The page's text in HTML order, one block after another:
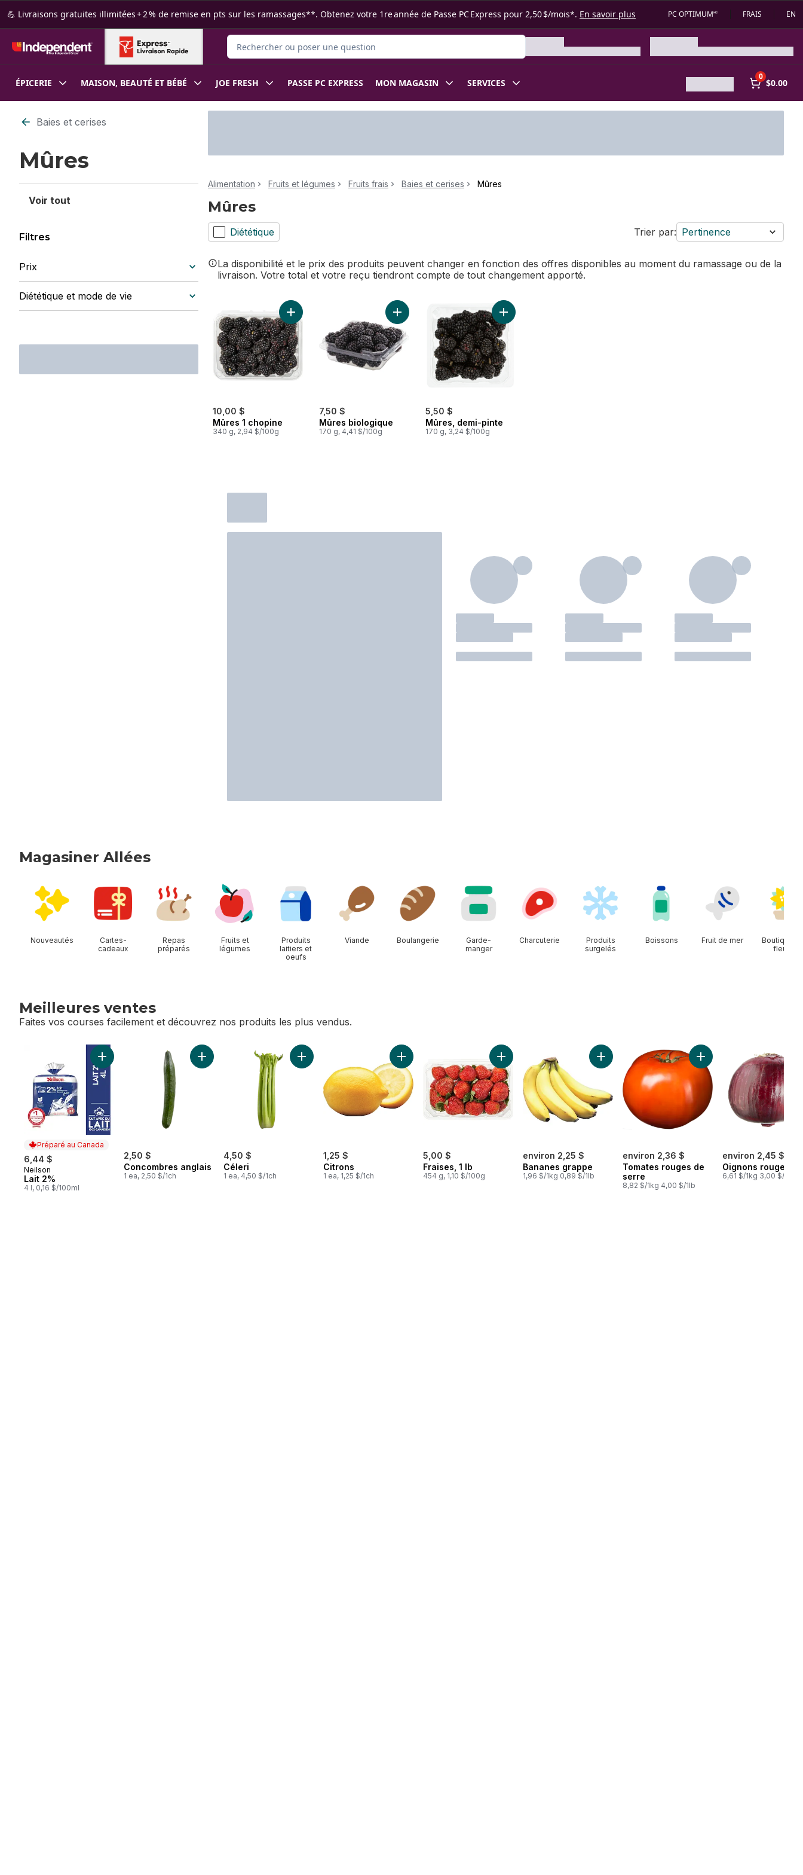
Passer au contenu principal
Passer au pied de page
💪 Livraisons gratuites illimitées + 2 % de remise en pts sur les ramassages**. Obtenez votre 1re année de Passe PC Express pour 2,50 $/mois*. En savoir plus PC OPTIMUM🅪 FRAIS EN
Rechercher des produits
ÉPICERIE MAISON, BEAUTÉ ET BÉBÉ JOE FRESH PASSE PC EXPRESS MON MAGASIN SERVICES
0
$0.00
Passer au filtrage du contenu
Baies et cerises
Mûres
Voir tout
Filtres
Prix
Diététique et mode de vie
Alimentation Fruits et légumes Fruits frais Baies et cerises Mûres
Mûres
Diététique Trier par: Pertinence
La disponibilité et le prix des produits peuvent changer en fonction des offres disponibles au moment du ramassage ou de la
livraison. Votre total et votre reçu tiendront compte de tout changement apporté.
10,00 $
Mûres 1 chopine
340 g, 2,94 $/100g
Ajouter Mûres 1 chopine au panier
7,50 $
Mûres biologique
170 g, 4,41 $/100g
Ajouter Mûres biologique au panier
5,50 $
Mûres, demi-pinte
170 g, 3,24 $/100g
Ajouter Mûres, demi-pinte au panier
Magasiner Allées
Nouveautés
Cartes-
cadeaux
Repas
préparés
Fruits et
légumes
Produits
laitiers et
oeufs
Viande Boulangerie
Garde-
manger
Charcuterie
Produits
surgelés
Boissons Fruit de mer
Boutique
fleurs
Meilleures ventes
Faites vos courses facilement et découvrez nos produits les plus vendus.
sauter Meilleures ventes
Préparé au Canada
6,44 $
Préparé au Canada
Neilson
Lait 2%
4 l, 0,16 $/100ml
Ajouter Lait 2% au panier
2,50 $
Concombres anglais
1 ea, 2,50 $/1ch
Ajouter Concombres anglais au panier
4,50 $
Céleri
1 ea, 4,50 $/1ch
Ajouter Céleri au panier
1,25 $
Citrons
1 ea, 1,25 $/1ch
Ajouter Citrons au panier
5,00 $
Fraises, 1 lb
454 g, 1,10 $/100g
Ajouter Fraises, 1 lb au panier
environ 2,25 $
Bananes grappe
1,96 $/1kg 0,89 $/1lb
Ajouter Bananes grappe au panier
environ 2,36 $
Tomates rouges de
serre
8,82 $/1kg 4,00 $/1lb
Ajouter Tomates rouges
environ 2,45 $
Oignons rouges
6,61 $/1kg 3,00 $/1lb